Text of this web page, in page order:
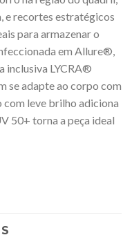
e recortes estratégicos
para armazenar o
em Allure®,
inclusiva LYCRA®
se adapte ao corpo com
leve brilho adiciona
50+ torna a peça ideal